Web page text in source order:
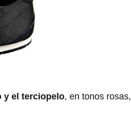
y el terciopelo, en tonos rosas,